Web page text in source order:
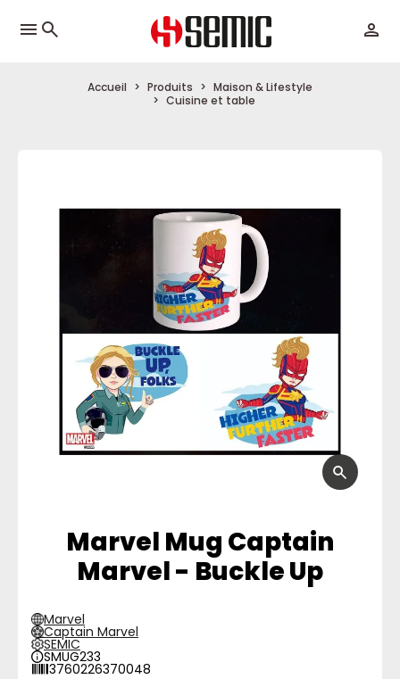
menu
Accueil Produits
Maison & Lifestyle
Cuisine et table
Marvel Mug Captain
Marvel - Buckle Up
Marvel
Captain Marvel
SEMIC
SMUG233
3760226370048